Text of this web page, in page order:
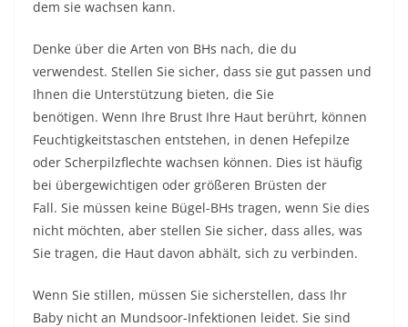
dem sie wachsen kann.
Denke über die Arten von BHs nach, die du
verwendest. Stellen Sie sicher, dass sie gut passen und
Ihnen die Unterstützung bieten, die Sie
benötigen. Wenn Ihre Brust Ihre Haut berührt, können
Feuchtigkeitstaschen entstehen, in denen Hefepilze
oder Scherpilzflechte wachsen können. Dies ist häufig
bei übergewichtigen oder größeren Brüsten der
Fall. Sie müssen keine Bügel-BHs tragen, wenn Sie dies
nicht möchten, aber stellen Sie sicher, dass alles, was
Sie tragen, die Haut davon abhält, sich zu verbinden.
Wenn Sie stillen, müssen Sie sicherstellen, dass Ihr
Baby nicht an Mundsoor-Infektionen leidet. Sie sind